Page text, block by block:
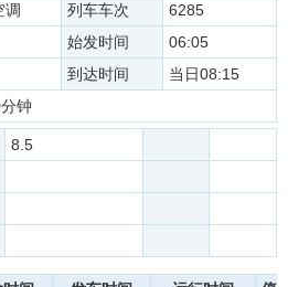
调 列车车次
6285
始发时间
06:05
到达时间
当日08:15
钟
8.5